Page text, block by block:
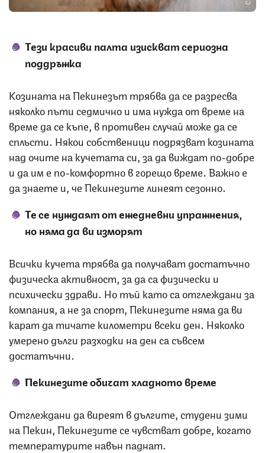
Тези красиви палта изискват сериозна
поддръжка
Козината на Пекинезът трябва да се разресва
няколко пъти седмично и има нужда от време на
време да се къпе, в противен случай може да се
сплъсти. Някои собственици подрязват козината
над очите на кучетата си, за да виждат по-добре
и да им е по-комфортно в горещо време. Важно е
да знаете и, че Пекинезите линеят сезонно.
Те се нуждаят от ежедневни упражнения,
но няма да ви изморят
Всички кучета трябва да получават достатъчно
физическа активност, за да са физически и
психически здрави. Но тъй като са отглеждани за
компания, а не за спорт, Пекинезите няма да ви
карат да тичате километри всеки ден. Няколко
умерено дълги разходки на ден са съвсем
достатъчни.
Пекинезитеобичат хладното време
Отглеждани да виреят в дългите, студени зими
на Пекин, Пекинезите се чувстват добре, когато
температурите навън паднат.